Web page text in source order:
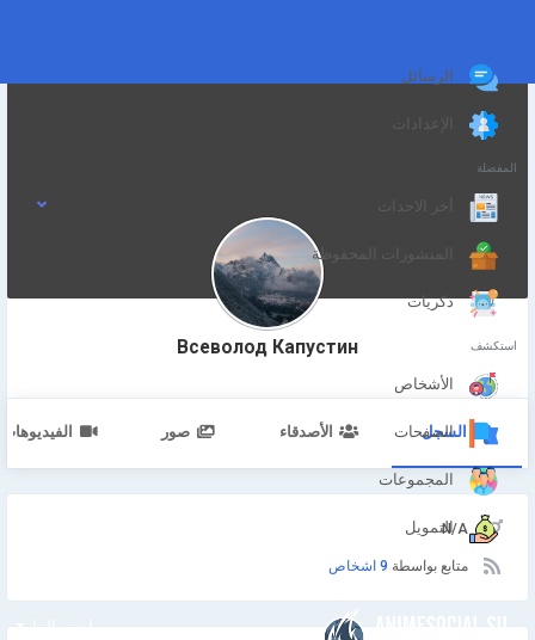
الرسائل
الإعدادات
المفضلة
أخر الاحداث
المنشورات المحفوظة
ذكريات
استكشف
الأشخاص
الصفحات
المجموعات
التمويل
انضم إلينا
Всеволод Капустин
السجل الأصدقاء صور الفيديوهات
N/A
متابع بواسطة 9 اشخاص